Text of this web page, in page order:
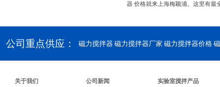
器 价格就来上海梅颖浦。这里有最
公司重点供应： 磁力搅拌器 磁力搅拌器厂家 磁力搅拌器价格
关于我们 公司新闻 实验室搅拌产品